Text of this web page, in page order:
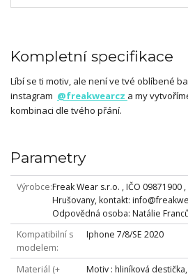
Kompletní specifikace
Líbí se ti motiv, ale není ve tvé oblíbené
instagram @freakwearcz a my
kombinaci dle tvého přání.
Parametry
Výrobce Freak Wear s.r.o. , IČO 09871900
Hrušovany, kontakt:
Odpovědná osoba: Natálie
Kompatibilní s
modelem
Iphone 7/8/SE 2020
Materiál (+
Motiv : hliníková